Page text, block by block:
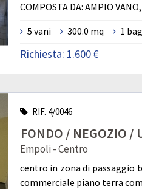
COMPOSTA DA: AMPIO
5 vani
300.0 mq 1
Richiesta: 1.600 €
RIF. 4/0046
FONDO / NEGOZIO
Empoli - Centro
centro in zona di passaggio
commerciale piano terra